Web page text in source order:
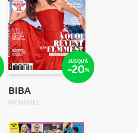
JUSQU'À
-20%
BIBA
MENSUEL